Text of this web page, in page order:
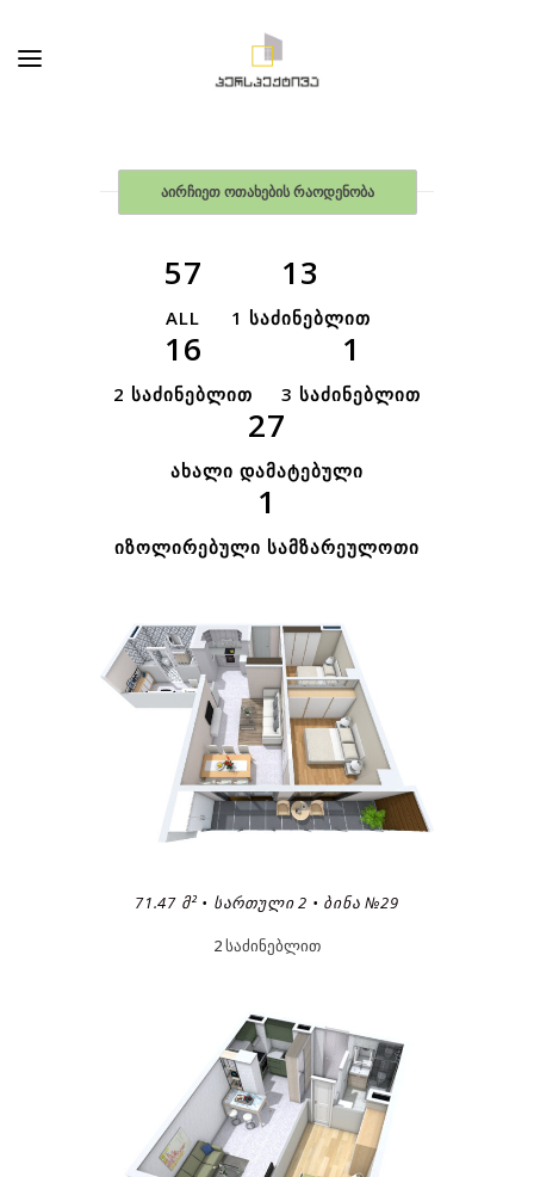
აირჩიეთ ოთახების რაოდენობა
57
ALL
13
1 ᲡᲐᲫᲘᲜᲔᲑᲚᲘᲗ
16
2 ᲡᲐᲫᲘᲜᲔᲑᲚᲘᲗ
1
3 ᲡᲐᲫᲘᲜᲔᲑᲚᲘᲗ
27
ᲐᲮᲐᲚᲘ ᲓᲐᲛᲐᲢᲔᲑᲣᲚᲘ
1
ᲘᲖᲝᲚᲘᲠᲔᲑᲣᲚᲘ ᲡᲐᲛᲖᲐᲠᲔᲣᲚᲝᲗᲘ
71.47 Მ² • ᲡᲐᲠᲗᲣᲚᲘ 2 • ᲑᲘᲜᲐ №29
2 საძინებლით